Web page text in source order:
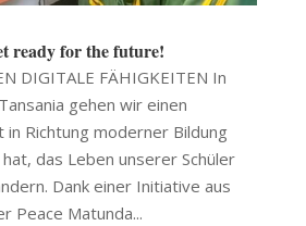
ready for the future!
DIGITALE FÄHIGKEITEN In
gehen wir einen
in Richtung moderner Bildung
das Leben unserer Schüler
Dank einer Initiative aus
Peace Matunda...